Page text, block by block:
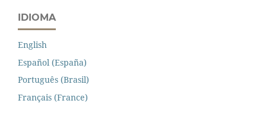
IDIOMA
English
Español (España)
Português (Brasil)
Français (France)